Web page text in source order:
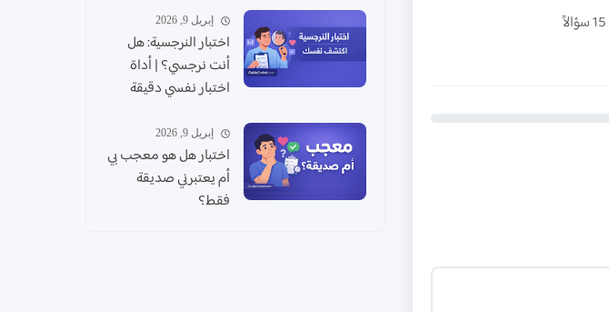
إبريل 9, 2026
اختبار النرجسية: هل
أنت نرجسي؟ | أداة
اختبار نفسي دقيقة
إبريل 9, 2026
اختبار هل هو معجب بي
أم يعتبرني صديقة
فقط؟